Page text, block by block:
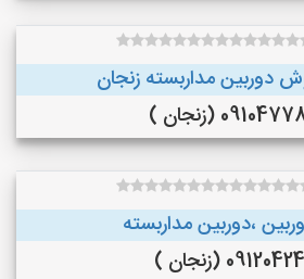
دوربین مداربسته زنجان
(زنجان )
،دوربین مداربسته
(زنجان )